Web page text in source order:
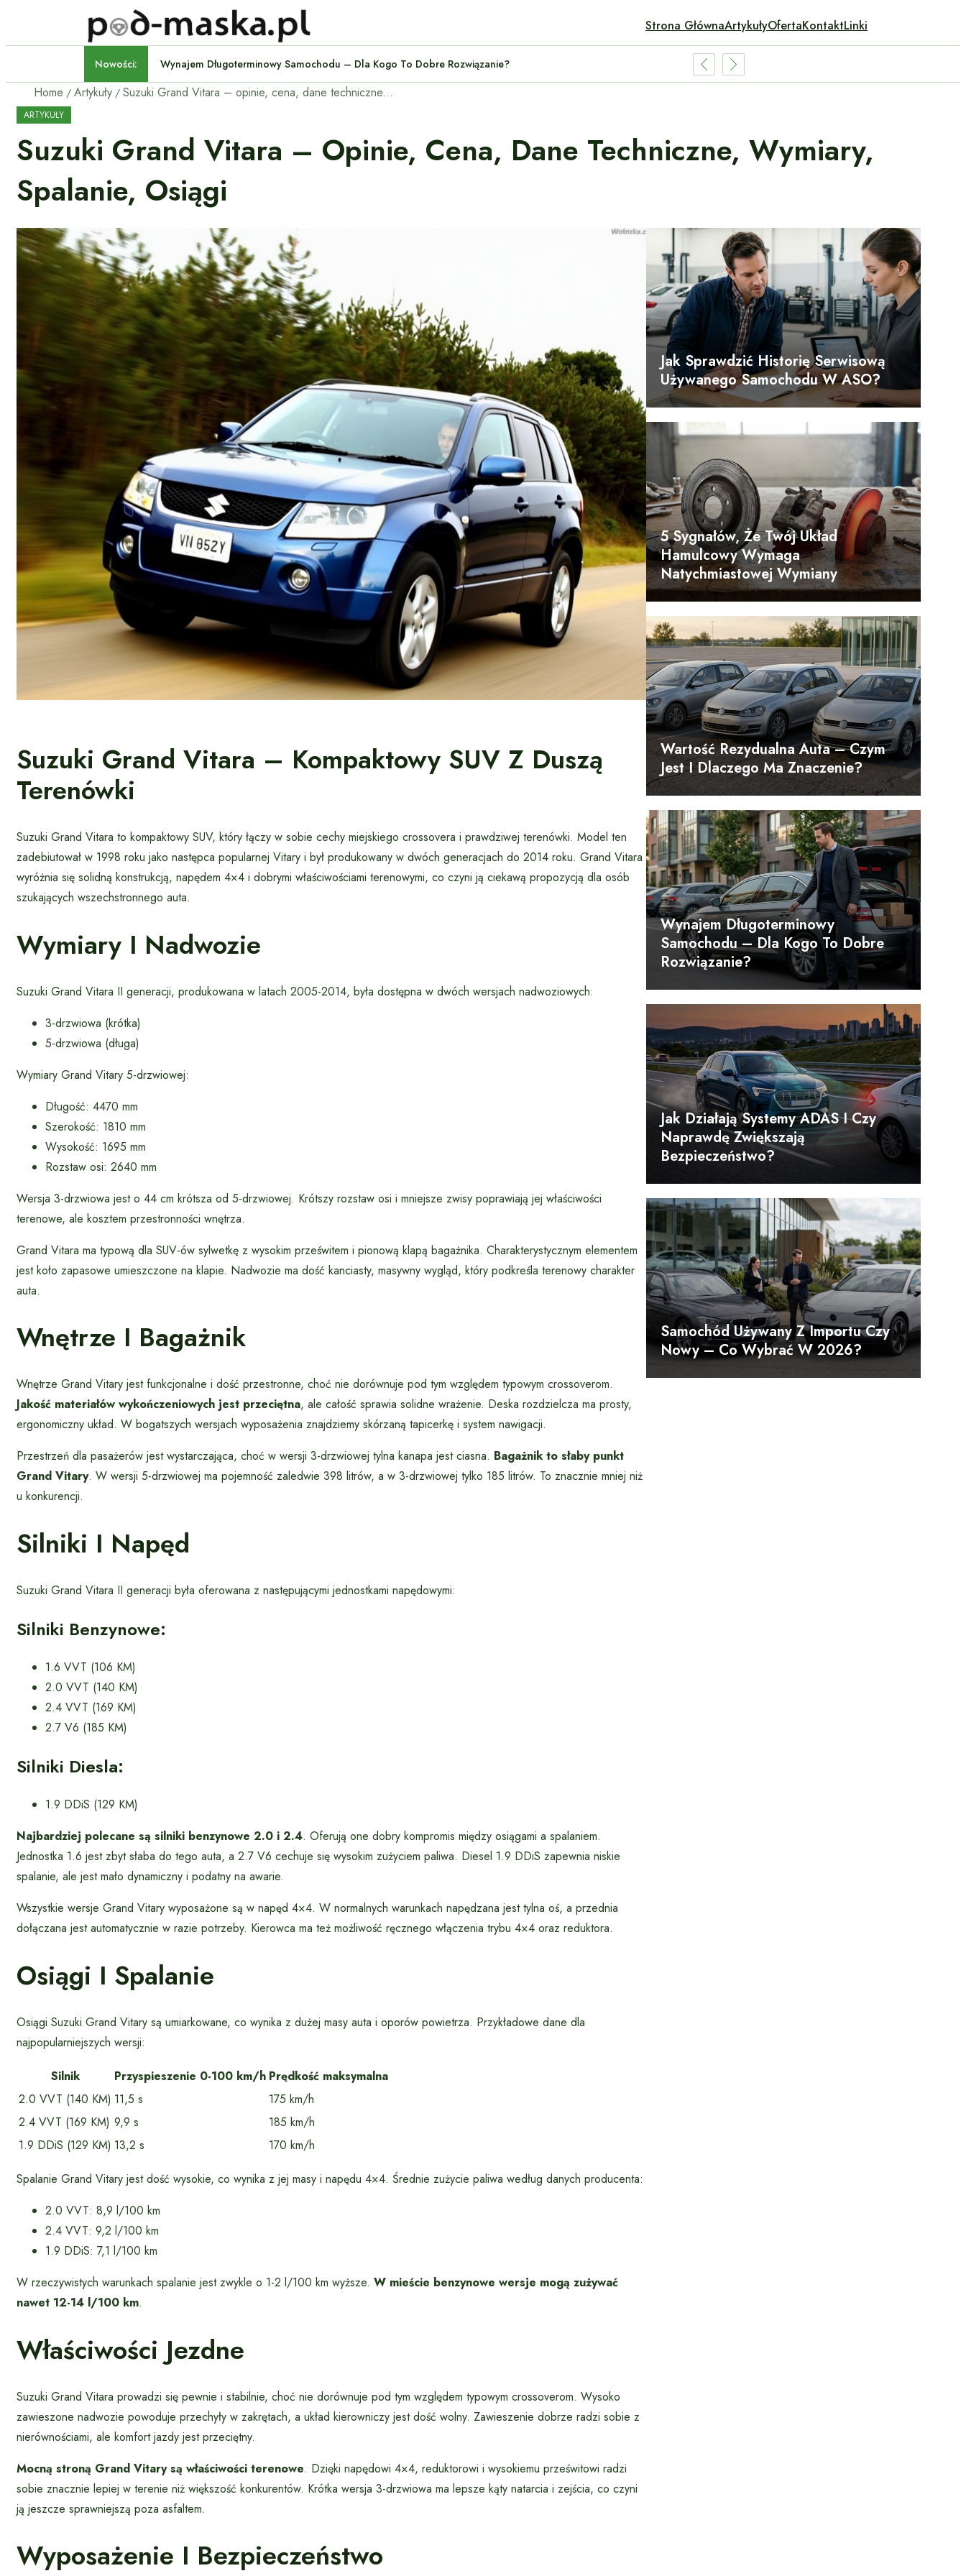
Strona GłównaArtykułyOfertaKontaktLinki
Nowości: Wynajem Długoterminowy Samochodu – Dla Kogo To Dobre Rozwiązanie?
Home Artykuły Suzuki Grand Vitara – opinie, cena, dane techniczne, wymiary, spalanie, osiągi
ARTYKUŁY
Suzuki Grand Vitara – Opinie, Cena, Dane Techniczne, Wymiary,
Spalanie, Osiągi
Suzuki Grand Vitara – Kompaktowy SUV Z Duszą
Terenówki
Suzuki Grand Vitara to kompaktowy SUV, który łączy w sobie cechy miejskiego crossovera i prawdziwej terenówki. Model ten
zadebiutował w 1998 roku jako następca popularnej Vitary i był produkowany w dwóch generacjach do 2014 roku. Grand Vitara
wyróżnia się solidną konstrukcją, napędem 4×4 i dobrymi właściwościami terenowymi, co czyni ją ciekawą propozycją dla osób
szukających wszechstronnego auta.
Wymiary I Nadwozie
Suzuki Grand Vitara II generacji, produkowana w latach 2005-2014, była dostępna w dwóch wersjach nadwoziowych:
3-drzwiowa (krótka)
5-drzwiowa (długa)
Wymiary Grand Vitary 5-drzwiowej:
Długość: 4470 mm
Szerokość: 1810 mm
Wysokość: 1695 mm
Rozstaw osi: 2640 mm
Wersja 3-drzwiowa jest o 44 cm krótsza od 5-drzwiowej. Krótszy rozstaw osi i mniejsze zwisy poprawiają jej właściwości
terenowe, ale kosztem przestronności wnętrza.
Grand Vitara ma typową dla SUV-ów sylwetkę z wysokim prześwitem i pionową klapą bagażnika. Charakterystycznym elementem
jest koło zapasowe umieszczone na klapie. Nadwozie ma dość kanciasty, masywny wygląd, który podkreśla terenowy charakter
auta.
Wnętrze I Bagażnik
Wnętrze Grand Vitary jest funkcjonalne i dość przestronne, choć nie dorównuje pod tym względem typowym crossoverom.
Jakość materiałów wykończeniowych jest przeciętna, ale całość sprawia solidne wrażenie. Deska rozdzielcza ma prosty,
ergonomiczny układ. W bogatszych wersjach wyposażenia znajdziemy skórzaną tapicerkę i system nawigacji.
Przestrzeń dla pasażerów jest wystarczająca, choć w wersji 3-drzwiowej tylna kanapa jest ciasna. Bagażnik to słaby punkt
Grand Vitary. W wersji 5-drzwiowej ma pojemność zaledwie 398 litrów, a w 3-drzwiowej tylko 185 litrów. To znacznie mniej niż
u konkurencji.
Silniki I Napęd
Suzuki Grand Vitara II generacji była oferowana z następującymi jednostkami napędowymi:
Silniki Benzynowe:
1.6 VVT (106 KM)
2.0 VVT (140 KM)
2.4 VVT (169 KM)
2.7 V6 (185 KM)
Silniki Diesla:
1.9 DDiS (129 KM)
Najbardziej polecane są silniki benzynowe 2.0 i 2.4. Oferują one dobry kompromis między osiągami a spalaniem.
Jednostka 1.6 jest zbyt słaba do tego auta, a 2.7 V6 cechuje się wysokim zużyciem paliwa. Diesel 1.9 DDiS zapewnia niskie
spalanie, ale jest mało dynamiczny i podatny na awarie.
Wszystkie wersje Grand Vitary wyposażone są w napęd 4×4. W normalnych warunkach napędzana jest tylna oś, a przednia
dołączana jest automatycznie w razie potrzeby. Kierowca ma też możliwość ręcznego włączenia trybu 4×4 oraz reduktora.
Osiągi I Spalanie
Osiągi Suzuki Grand Vitary są umiarkowane, co wynika z dużej masy auta i oporów powietrza. Przykładowe dane dla
najpopularniejszych wersji:
Silnik Przyspieszenie 0-100 km/h Prędkość maksymalna
2.0 VVT (140 KM) 11,5 s
175 km/h
2.4 VVT (169 KM) 9,9 s
185 km/h
1.9 DDiS (129 KM) 13,2 s 170 km/h
Spalanie Grand Vitary jest dość wysokie, co wynika z jej masy i napędu 4×4. Średnie zużycie paliwa według danych producenta:
2.0 VVT: 8,9 l/100 km
2.4 VVT: 9,2 l/100 km
1.9 DDiS: 7,1 l/100 km
W rzeczywistych warunkach spalanie jest zwykle o 1-2 l/100 km wyższe. W mieście benzynowe wersje mogą zużywać
nawet 12-14 l/100 km.
Właściwości Jezdne
Suzuki Grand Vitara prowadzi się pewnie i stabilnie, choć nie dorównuje pod tym względem typowym crossoverom. Wysoko
zawieszone nadwozie powoduje przechyły w zakrętach, a układ kierowniczy jest dość wolny. Zawieszenie dobrze radzi sobie z
nierównościami, ale komfort jazdy jest przeciętny.
Mocną stroną Grand Vitary są właściwości terenowe. Dzięki napędowi 4×4, reduktorowi i wysokiemu prześwitowi radzi
sobie znacznie lepiej w terenie niż większość konkurentów. Krótka wersja 3-drzwiowa ma lepsze kąty natarcia i zejścia, co czyni
ją jeszcze sprawniejszą poza asfaltem.
Wyposażenie I Bezpieczeństwo
Jak Sprawdzić Historię Serwisową
Używanego Samochodu W ASO?
5 Sygnałów, Że Twój Układ
Hamulcowy Wymaga
Natychmiastowej Wymiany
Wartość Rezydualna Auta – Czym
Jest I Dlaczego Ma Znaczenie?
Wynajem Długoterminowy
Samochodu – Dla Kogo To Dobre
Rozwiązanie?
Jak Działają Systemy ADAS I Czy
Naprawdę Zwiększają
Bezpieczeństwo?
Samochód Używany Z Importu Czy
Nowy – Co Wybrać W 2026?